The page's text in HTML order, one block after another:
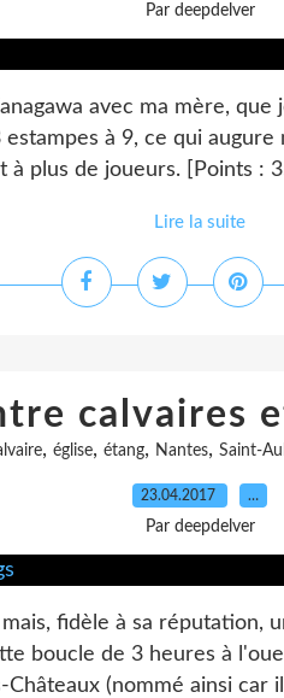
Par deepdelver
avec ma mère, que
à 9, ce qui
à plus de joueurs. [Points :
Lire la suite
calvaires
, église, étang, Nantes, Saint-
23.04.2017 …
Par deepdelver
fidèle à sa réputation,
boucle de 3 heures à
(nommé ainsi car